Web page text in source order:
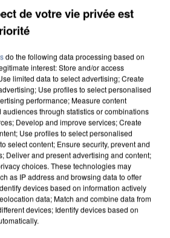
ENVOIE DES PHOTOS À SON
de votre vie privée est
do the following data processing based on
interest: Store and/or access
limited data to select advertising; Create
Use profiles to select personalised
performance; Measure content
through statistics or combinations
Develop and improve services; Create
Use profiles to select personalised
select content; Ensure security, prevent and
Deliver and present advertising and content;
choices. These technologies may
as IP address and browsing data to offer
devices based on information actively
data; Match and combine data from
devices; Identify devices based on